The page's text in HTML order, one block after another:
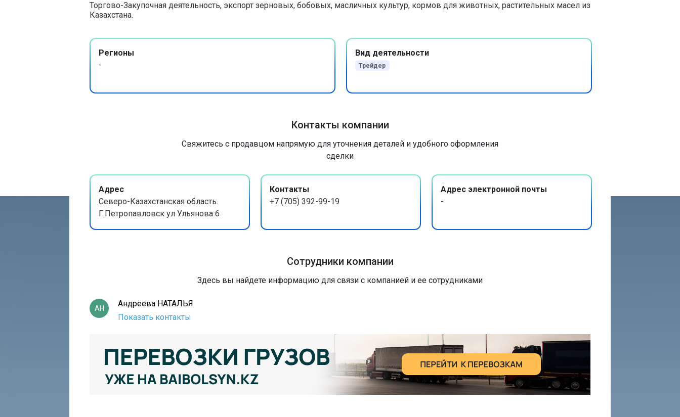
Торгово-Закупочная деятельность, экспорт зерновых, бобовых, масличных культур, кормов для животных, растительных масел из
Казахстана.
Регионы
-
Вид деятельности
Трейдер
Контакты компании
Свяжитесь с продавцом напрямую для уточнения деталей и удобного оформления
сделки
Адрес
Северо-Казахстанская область.
Г.Петропавловск ул Ульянова 6
Контакты
+7 (705) 392-99-19
Адрес электронной почты
-
Сотрудники компании
Здесь вы найдете информацию для связи с компанией и ее сотрудниками
АН
Андреева НАТАЛЬЯ
Показать контакты